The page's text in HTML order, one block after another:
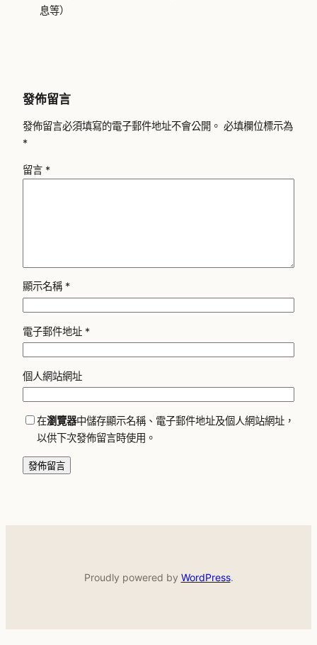
息等）
發佈留言
發佈留言必須填寫的電子郵件地址不會公開。 必填欄位標示為
*
留言 *
顯示名稱 *
電子郵件地址 *
個人網站網址
在瀏覽器中儲存顯示名稱、電子郵件地址及個人網站網址，
以供下次發佈留言時使用。
Proudly powered by WordPress.